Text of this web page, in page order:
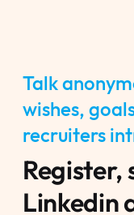
Talk
wishes,
recruiters
Register,
Linkedin